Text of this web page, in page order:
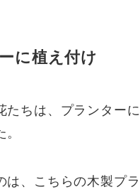
に植え付け
たちは、プランター
は、こちらの木製プ